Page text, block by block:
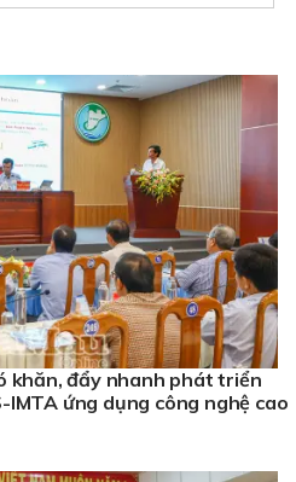
khăn, đẩy nhanh phát triển
IMTA ứng dụng công nghệ cao